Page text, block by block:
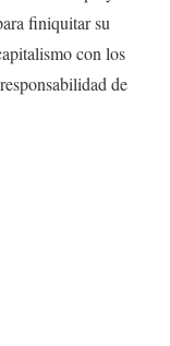
finiquitar su
con los
de